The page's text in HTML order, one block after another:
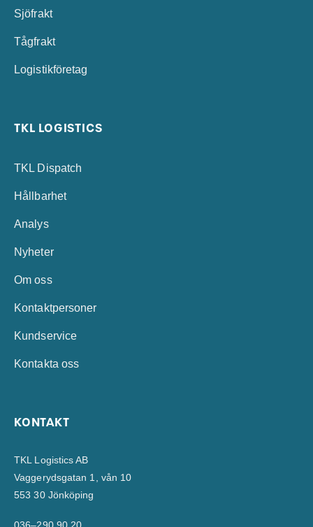
Sjöfrakt
Tågfrakt
Logistikföretag
TKL LOGISTICS
TKL Dispatch
Hållbarhet
Analys
Nyheter
Om oss
Kontaktpersoner
Kundservice
Kontakta oss
KONTAKT
TKL Logistics AB
Vaggerydsgatan 1, vån 10
553 30 Jönköping